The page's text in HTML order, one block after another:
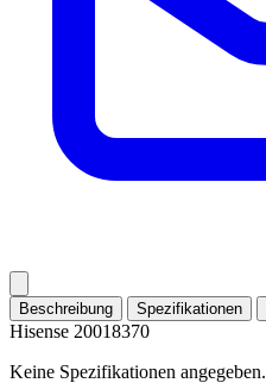
Beschreibung Spezifikationen
Hisense 20018370
Keine Spezifikationen angegeben.